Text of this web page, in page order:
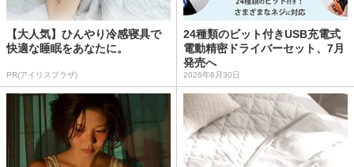
【大人気】ひんやり冷感寝具で
快適な睡眠をあなたに。
PR(アイリスプラザ)
24種類のビット付きUSB充電式
電動精密ドライバーセット、7月
発売へ
2026年6月30日